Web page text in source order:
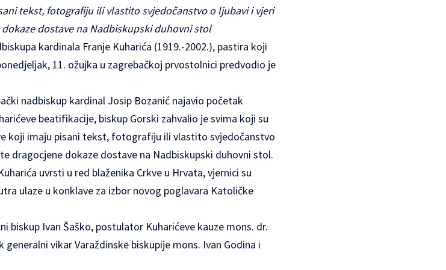
tekst, fotografiju ili vlastito svjedočanstvo o ljubavi i vjeri
dostave na Nadbiskupski duhovni stol
kardinala Franje Kuharića (1919.-2002.), pastira koji
11. ožujka u zagrebačkoj prvostolnici predvodio je
nadbiskup kardinal Josip Bozanić najavio početak
beatifikacije, biskup Gorski zahvalio je svima koji su
koji imaju pisani tekst, fotografiju ili vlastito svjedočanstvo
dragocjene dokaze dostave na Nadbiskupski duhovni stol.
uvrsti u red blaženika Crkve u Hrvata, vjernici su
ulaze u konklave za izbor novog poglavara Katoličke
biskup Ivan Šaško, postulator Kuharićeve kauze mons. dr.
vikar Varaždinske biskupije mons. Ivan Godina i